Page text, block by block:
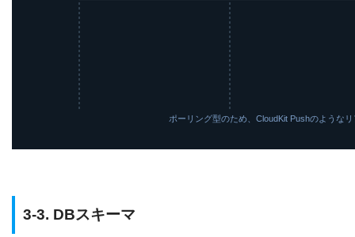
ポーリング型のため、CloudKit Pushのような
3-3. DBスキーマ